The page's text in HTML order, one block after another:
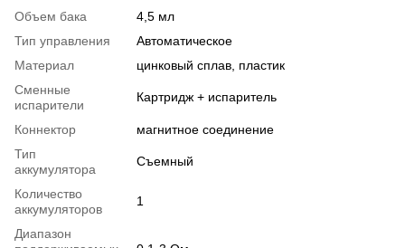
Объем бака
4,5 мл
Тип управления
Автоматическое
Материал
цинковый сплав, пластик
Сменные
испарители
Картридж + испаритель
Коннектор
магнитное соединение
Тип
аккумулятора
Съемный
Количество
аккумуляторов
1
Диапазон